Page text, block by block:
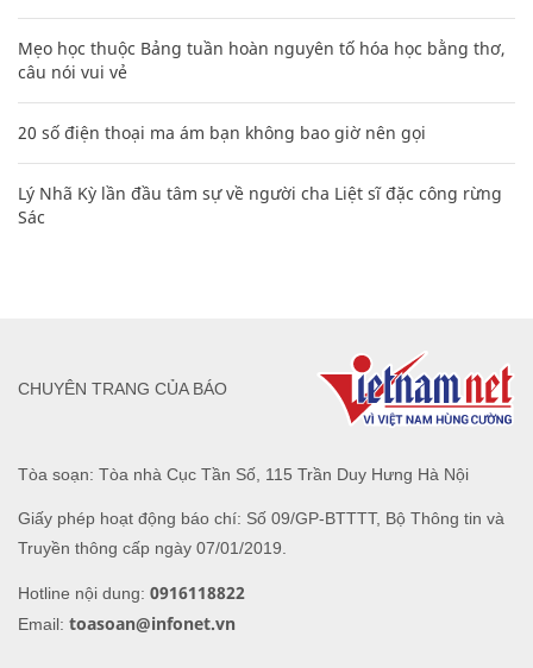
Mẹo học thuộc Bảng tuần hoàn nguyên tố hóa học bằng thơ,
câu nói vui vẻ
20 số điện thoại ma ám bạn không bao giờ nên gọi
Lý Nhã Kỳ lần đầu tâm sự về người cha Liệt sĩ đặc công rừng
Sác
Tòa soạn: Tòa nhà Cục Tần Số, 115 Trần Duy Hưng Hà Nội
Giấy phép hoạt động báo chí: Số 09/GP-BTTTT, Bộ Thông tin và
Truyền thông cấp ngày 07/01/2019.
Hotline nội dung: 0916118822
Email: toasoan@infonet.vn
CHUYÊN TRANG CỦA BÁO